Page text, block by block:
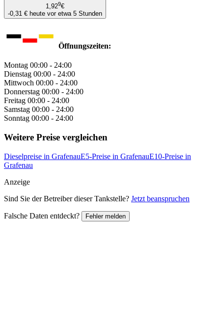
1,929€
-0,31 € heute vor etwa 5 Stunden
Öffnungszeiten:
Montag 00:00 - 24:00
Dienstag 00:00 - 24:00
Mittwoch 00:00 - 24:00
Donnerstag 00:00 - 24:00
Freitag 00:00 - 24:00
Samstag 00:00 - 24:00
Sonntag 00:00 - 24:00
Weitere Preise vergleichen
Dieselpreise in GrafenauE5-Preise in GrafenauE10-Preise in
Grafenau
Anzeige
Sind Sie der Betreiber dieser Tankstelle? Jetzt beanspruchen
Falsche Daten entdeckt? Fehler melden